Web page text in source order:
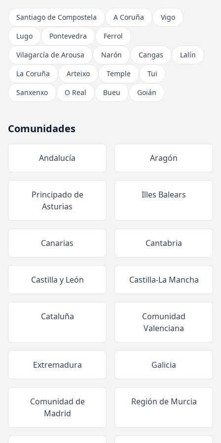
Santiago de Compostela A Coruña
Vigo
Lugo
Pontevedra
Ferrol
Vilagarcía de Arousa
Narón Cangas
Lalín
La Coruña
Arteixo Temple
Tui
Sanxenxo
O Real Bueu Goián
Comunidades
Andalucía Aragón
Principado de
Asturias
Illes Balears
Canarias Cantabria
Castilla y León Castilla-La Mancha
Cataluña
Comunidad
Valenciana
Extremadura Galicia
Comunidad de
Madrid
Región de Murcia